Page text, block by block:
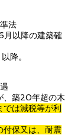
法
月以降の建築確
降。
、築20年超の木
では減税等が利
付保又は、耐震